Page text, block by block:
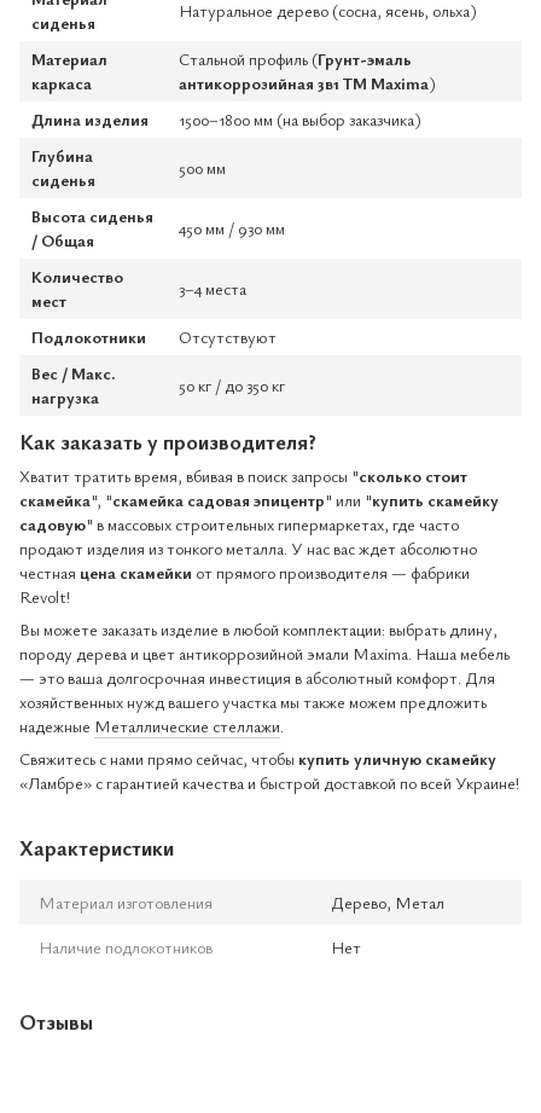
сиденья
Натуральное дерево (сосна, ясень, ольха)
Материал
каркаса
Стальной профиль (Грунт-эмаль
антикоррозийная 3в1 ТМ Maxima)
Длина изделия
1500–1800 мм (на выбор заказчика)
Глубина
сиденья
500 мм
Высота сиденья
/ Общая
450 мм / 930 мм
Количество
мест
3–4 места
Подлокотники
Отсутствуют
Вес / Макс.
нагрузка
50 кг / до 350 кг
Как заказать у производителя?
Хватит тратить время, вбивая в поиск запросы "сколько стоит
скамейка", "скамейка садовая эпицентр" или "купить скамейку
садовую" в массовых строительных гипермаркетах, где часто
продают изделия из тонкого металла. У нас вас ждет абсолютно
честная цена скамейки от прямого производителя — фабрики
Revolt!
Вы можете заказать изделие в любой комплектации: выбрать длину,
породу дерева и цвет антикоррозийной эмали Maxima. Наша мебель
— это ваша долгосрочная инвестиция в абсолютный комфорт. Для
хозяйственных нужд вашего участка мы также можем предложить
надежные Металлические стеллажи.
Свяжитесь с нами прямо сейчас, чтобы купить уличную скамейку
«Ламбре» с гарантией качества и быстрой доставкой по всей Украине!
Характеристики
Материал изготовления
Дерево, Метал
Наличие подлокотников
Нет
Отзывы